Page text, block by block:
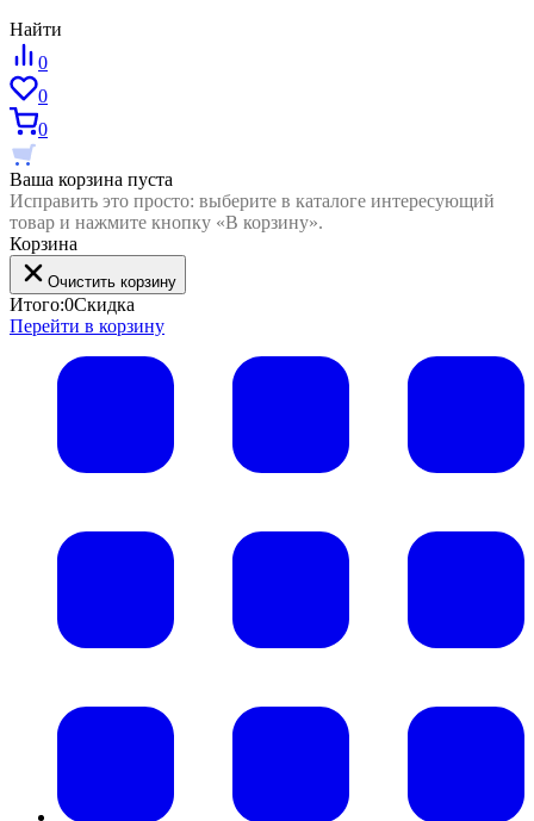
Найти
0
0
0
Ваша корзина пуста
Исправить это просто: выберите в каталоге интересующий
товар и нажмите кнопку «В корзину».
Корзина
Очистить корзину
Итого:0Скидка
Перейти в корзину